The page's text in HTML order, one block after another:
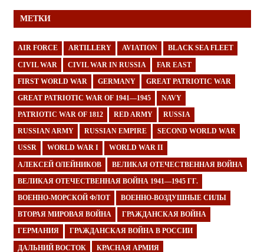
МЕТКИ
AIR FORCE ARTILLERY AVIATION BLACK SEA FLEET
CIVIL WAR CIVIL WAR IN RUSSIA FAR EAST
FIRST WORLD WAR GERMANY GREAT PATRIOTIC WAR
GREAT PATRIOTIC WAR OF 1941—1945 NAVY
PATRIOTIC WAR OF 1812 RED ARMY RUSSIA
RUSSIAN ARMY RUSSIAN EMPIRE SECOND WORLD WAR
USSR WORLD WAR I WORLD WAR II
АЛЕКСЕЙ ОЛЕЙНИКОВ ВЕЛИКАЯ ОТЕЧЕСТВЕННАЯ ВОЙНА
ВЕЛИКАЯ ОТЕЧЕСТВЕННАЯ ВОЙНА 1941—1945 ГГ.
ВОЕННО-МОРСКОЙ ФЛОТ ВОЕННО-ВОЗДУШНЫЕ СИЛЫ
ВТОРАЯ МИРОВАЯ ВОЙНА ГРАЖДАНСКАЯ ВОЙНА
ГЕРМАНИЯ ГРАЖДАНСКАЯ ВОЙНА В РОССИИ
ДАЛЬНИЙ ВОСТОК КРАСНАЯ АРМИЯ